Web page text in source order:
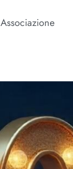
Associazione